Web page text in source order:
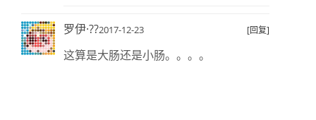
罗伊·??2017-12-23 [回复]
这算是大肠还是小肠。。。。